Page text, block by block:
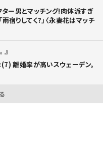
ター男とマッチング!肉体派すぎ
宿りしてく?」〈永妻花はマッチ
離婚率が高いスウェーデン。